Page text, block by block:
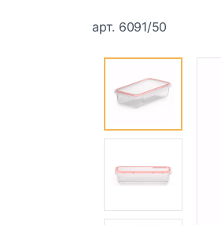
арт. 6091/50